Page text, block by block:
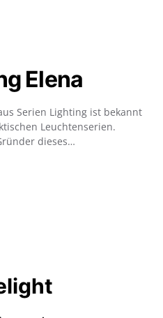
Elena
Serien Lighting ist bekannt
Leuchtenserien.
dieses…